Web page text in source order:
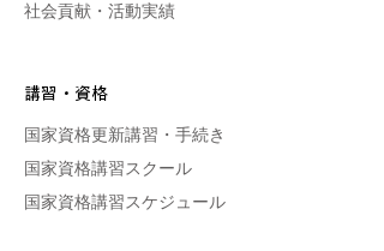
社会貢献・活動実績
講習・資格
国家資格更新講習・手続き
国家資格講習スクール
​​国家資格講習スケジュール